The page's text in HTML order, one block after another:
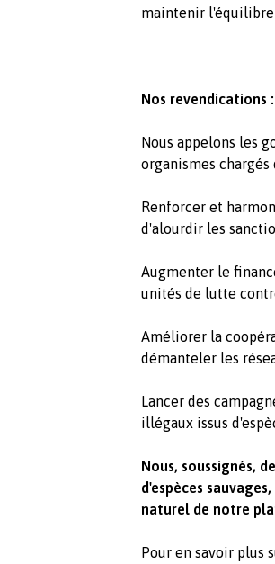
maintenir l'équilibre
Nos revendications :
Nous appelons les
organismes
Renforcer et
d'alourdir les
Augmenter le
unités de lutte
Améliorer la
démanteler les
Lancer des
illégaux issus
Nous, soussignés,
d'espèces
naturel de notre
Pour en savoir plus